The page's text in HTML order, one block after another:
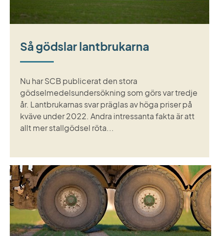
Så gödslar lantbrukarna
Nu har SCB publicerat den stora
gödselmedelsundersökning som görs var tredje
år. Lantbrukarnas svar präglas av höga priser på
kväve under 2022. Andra intressanta fakta är att
allt mer stallgödsel röta...